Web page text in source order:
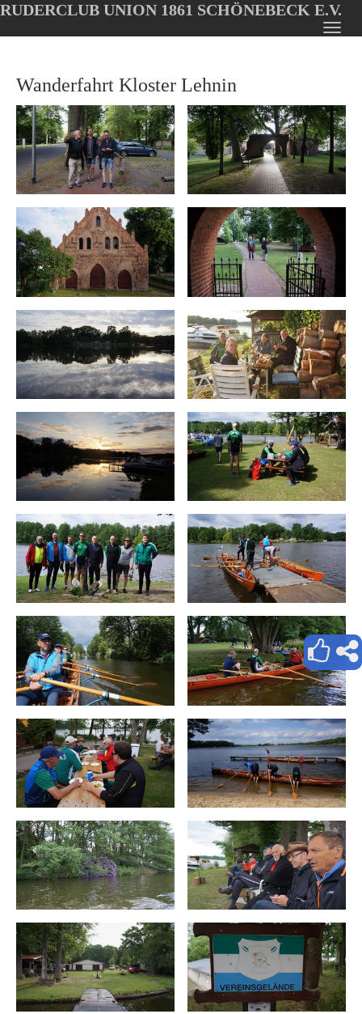
Oops, an error occurred! Code: 202608061926123d8c9fce
main
content
RUDERCLUB UNION 1861 SCHÖNEBECK E.V.
Wanderfahrt Kloster Lehnin